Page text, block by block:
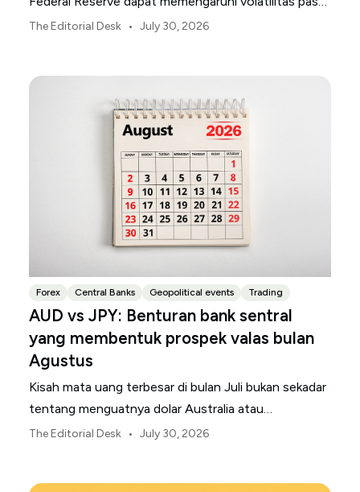
AS sepanjang bulan Agustus.
The Editorial Desk • July 30, 2026
Forex Central Banks Geopolitical events Trading
AUD vs JPY: Benturan bank sentral
yang membentuk prospek valas bulan
Agustus
Kisah mata uang terbesar di bulan Juli bukan sekadar
tentang menguatnya dolar Australia atau
melemahnya yen Jepang.
The Editorial Desk • July 30, 2026